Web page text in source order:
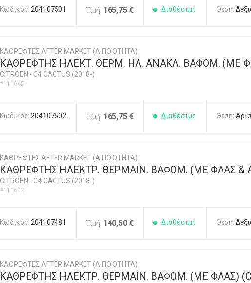
Κωδικός: 204107501 Τιμή: 165,75 € Διαθέσιμο Θέση:
ΚΑΘΡΕΦΤΕΣ AFTER MARKET (Α ΠΟΙΟΤΗΤΑ)
ΚΑΘΡΕΦΤΗΣ ΗΛΕΚΤ. ΘΕΡΜ. ΗΛ. ΑΝΑΚΛ. ΒΑΦΟΜ. (ΜΕ
CITROEN - C4 CACTUS (2018-)
#111645
Κωδικός: 204107502 Τιμή: 165,75 € Διαθέσιμο Θέση:
ΚΑΘΡΕΦΤΕΣ AFTER MARKET (Α ΠΟΙΟΤΗΤΑ)
ΚΑΘΡΕΦΤΗΣ ΗΛΕΚΤΡ. ΘΕΡΜΑΙΝ. ΒΑΦΟΜ. (ΜΕ ΦΛΑΣ &
CITROEN - C4 CACTUS (2018-)
#111642
Κωδικός: 204107481 Τιμή: 140,50 € Διαθέσιμο Θέση:
ΚΑΘΡΕΦΤΕΣ AFTER MARKET (Α ΠΟΙΟΤΗΤΑ)
ΚΑΘΡΕΦΤΗΣ ΗΛΕΚΤΡ. ΘΕΡΜΑΙΝ. ΒΑΦΟΜ. (ΜΕ ΦΛΑΣ)